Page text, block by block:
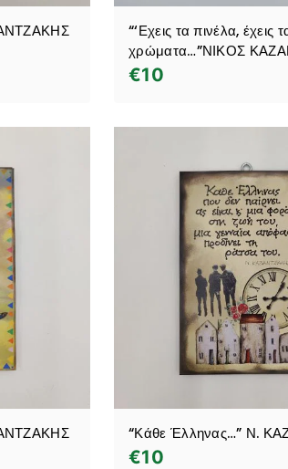
“‘Εχεις τα πινέλα, έχεις
χρώματα…”ΝΙΚΟΣ
€10
“Κάθε Έλληνας…” Ν.
€10